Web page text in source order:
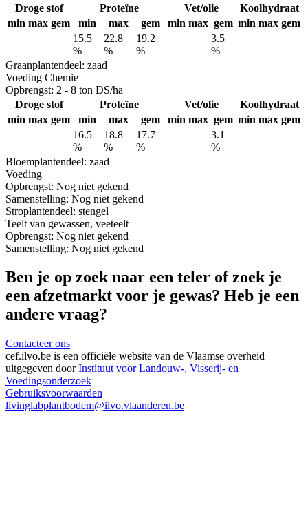
Droge stof
Proteïne Vet/olie
Koolhydraat
min max gem min max gem min max gem min max gem
15.5
%
22.8
%
19.2
%
3.5
%
Graanplantendeel: zaad
Voeding Chemie
Opbrengst: 2 - 8 ton DS/ha
Droge stof
Proteïne Vet/olie
Koolhydraat
min max gem min max gem min max gem min max gem
16.5
%
18.8
%
17.7
%
3.1
%
Bloemplantendeel: zaad
Voeding
Opbrengst: Nog niet gekend
Samenstelling: Nog niet gekend
Stroplantendeel: stengel
Teelt van gewassen, veeteelt
Opbrengst: Nog niet gekend
Samenstelling: Nog niet gekend
Ben je op zoek naar een teler of zoek je
een afzetmarkt voor je gewas? Heb je een
andere vraag?
Contacteer ons
cef.ilvo.be is een officiële website van de Vlaamse overheid
uitgegeven doorInstituut voor Landouw-, Visserij- en
Voedingsonderzoek
Gebruiksvoorwaarden
livinglabplantbodem@ilvo.vlaanderen.be